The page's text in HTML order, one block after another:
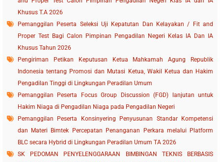
Khusus T.A 2026
Pemanggilan Peserta Seleksi Uji Kepatutan Dan Kelayakan / Fit and
Proper Test Bagi Calon Pimpinan Pengadilan Negeri Kelas IA Dan IA
Khusus Tahun 2026
Pengiriman Petikan Keputusan Ketua Mahkamah Agung Republik
Indonesia tentang Promosi dan Mutasi Ketua, Wakil Ketua dan Hakim
Pengadilan Tinggi di Lingkungan Peradilan Umum
Pemanggilan Peserta Focus Group Discussion (FGD) lanjutan untuk
Hakim Niaga di Pengadilan Niaga pada Pengadilan Negeri
Pemanggilan Peserta Konsinyering Penyusunan Standar Kompetensi
dan Materi Bimtek Percepatan Penanganan Perkara melalui Platform
BLC secara Hybrid di Lingkungan Peradilan Umum TA 2026
SK PEDOMAN PENYELENGGARAAN BIMBINGAN TEKNIS BERBASIS